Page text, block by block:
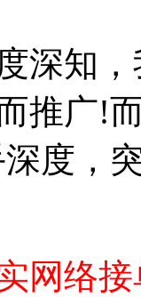
知，
推广!
度，
网络